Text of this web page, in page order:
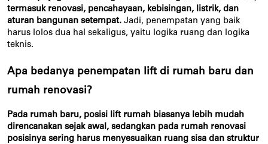
termasuk renovasi, pencahayaan, kebisingan, listrik, dan
aturan bangunan setempat. Jadi, penempatan yang baik
harus lolos dua hal sekaligus, yaitu logika ruang dan logika
teknis.
Apa bedanya penempatan lift di rumah baru dan
rumah renovasi?
Pada rumah baru, posisi lift rumah biasanya lebih mudah
direncanakan sejak awal, sedangkan pada rumah renovasi
posisinya sering harus menyesuaikan ruang sisa dan struktur